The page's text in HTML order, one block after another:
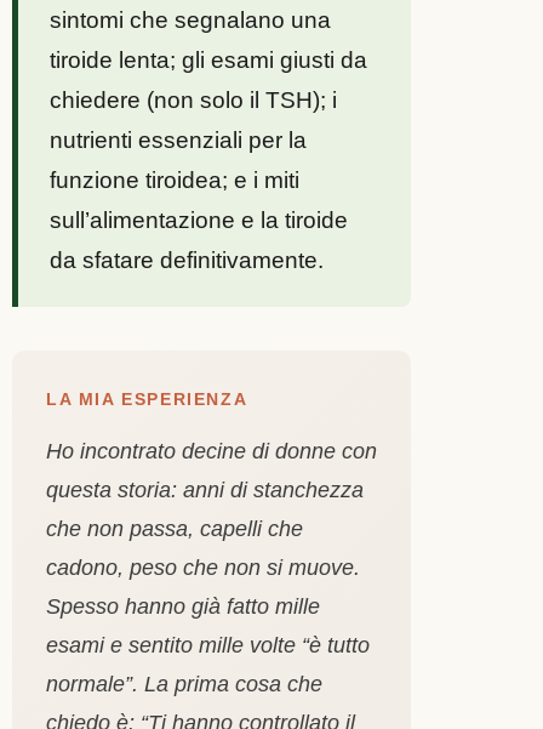
sintomi che segnalano una
tiroide lenta; gli esami giusti da
chiedere (non solo il TSH); i
nutrienti essenziali per la
funzione tiroidea; e i miti
sull’alimentazione e la tiroide
da sfatare definitivamente.
LA MIA ESPERIENZA
Ho incontrato decine di donne con
questa storia: anni di stanchezza
che non passa, capelli che
cadono, peso che non si muove.
Spesso hanno già fatto mille
esami e sentito mille volte “è tutto
normale”. La prima cosa che
chiedo è: “Ti hanno controllato il